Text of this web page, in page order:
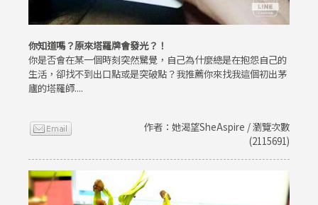
你知道嗎？原來塔羅牌會發光？！
你是否會在某一個時刻突然驚覺，自己為什麼總是在抱怨自己的
生活，卻找不到出口點或是突破點？我推薦你來找我這個初出茅
廬的塔羅師....
作者：她渴望SheAspire / 瀏覽次數
(2115691)